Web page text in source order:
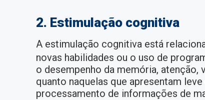
2. Estimulação cognitiva
A estimulação cognitiva está
novas habilidades ou o uso de
o desempenho da memória,
quanto naquelas que apresentam
processamento de informações de